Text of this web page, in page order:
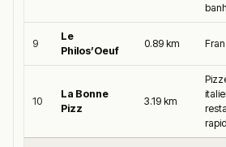
9
Le
Philos’Oeuf
0.89 km
10
La Bonne
Pizz
3.19 km